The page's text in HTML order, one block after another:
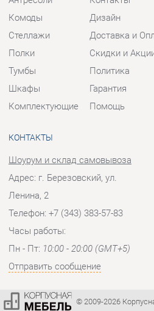
КОНТАКТЫ
Шоурум и склад самовывоза
Адрес: г. Березовский, ул.
Ленина, 2
Пн - Пт:10:00 - 20:00 (GMT+5)
Отправить сообщение
© 2009-2026